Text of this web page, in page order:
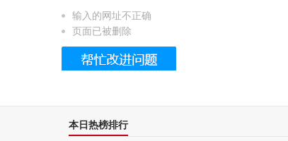
3.2米的长卷，还原了600岁的紫禁城
输入的网址不正确
页面已被删除
本日热榜排行